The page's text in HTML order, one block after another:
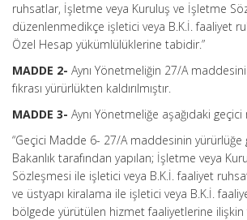
ruhsatlar, İşletme veya Kuruluş ve İşletme
düzenlenmedikçe işletici veya B.K.İ. faaliyet
Özel Hesap yükümlülüklerine tabidir.”
MADDE 2- Aynı Yönetmeliğin 27/A
fıkrası yürürlükten kaldırılmıştır.
MADDE 3- Aynı Yönetmeliğe aşağıdaki
“Geçici Madde 6- 27/A maddesinin
Bakanlık tarafından yapılan; İşletme veya
Sözleşmesi ile işletici veya B.K.İ. faaliyet
ve üstyapı kiralama ile işletici veya B.K.İ.
bölgede yürütülen hizmet faaliyetlerine ilişkin